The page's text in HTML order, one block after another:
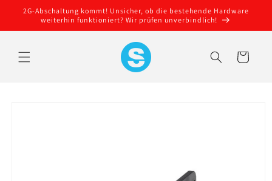
zum
Inhalt
2G-Abschaltung kommt! Unsicher, ob die bestehende Hardware
weiterhin funktioniert? Wir prüfen unverbindlich!
Warenkorb